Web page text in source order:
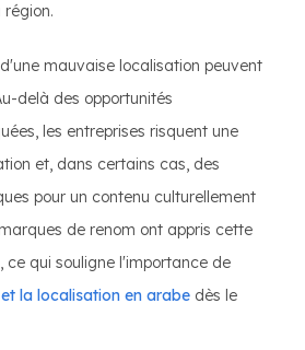
mauvaise localisation peuvent
delà des opportunités
les entreprises risquent une
et, dans certains cas, des
pour un contenu culturellement
de renom ont appris cette
ce qui souligne l'importance de
la localisation en arabe dès le